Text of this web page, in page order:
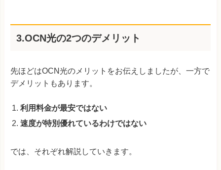
3.OCN光の2つのデメリット
先ほどはOCN光のメリットをお伝えしましたが、一方で
デメリットもあります。
利用料金が最安ではない
速度が特別優れているわけではない
では、それぞれ解説していきます。